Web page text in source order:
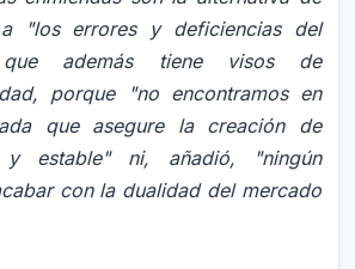
"los errores y deficiencias del
que además tiene visos de
porque "no encontramos en
que asegure la creación de
estable" ni, añadió, "ningún
con la dualidad del mercado